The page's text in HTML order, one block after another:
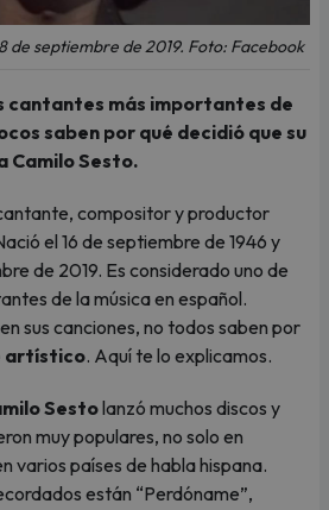
de septiembre de 2019. Foto: Facebook
cantantes más importantes de
saben por qué decidió que su
Camilo Sesto.
compositor y productor
el 16 de septiembre de 1946 y
de 2019. Es considerado uno de
de la música en español.
sus canciones, no todos saben por
artístico. Aquí te lo explicamos.
Sestolanzó muchos discos y
muy populares, no solo en
varios países de habla hispana.
están “Perdóname”,